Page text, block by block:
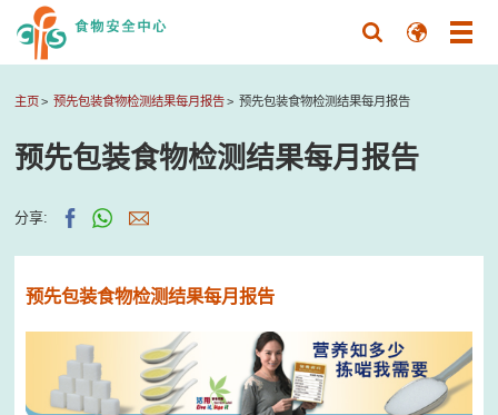
主页 预先包装食物检测结果每月报告 预先包装食物检测结果每月报告
预先包装食物检测结果每月报告
分享:
预先包装食物检测结果每月报告